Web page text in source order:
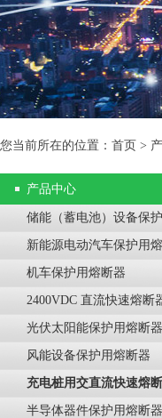
您当前所在的位置：首页 >
产品中心
储能（蓄电池）设备保
新能源电动汽车保护用
机车保护用熔断器
2400VDC 直流快速熔断
光伏太阳能保护用熔断器
风能设备保护用熔断器
充电桩用交直流快速熔
半导体器件保护用熔断器